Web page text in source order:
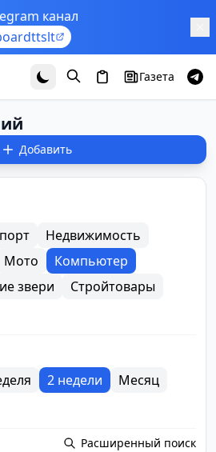
канал
Газета
Добавить
Недвижимость
Мото
Компьютер
звери
Стройтовары
2 недели
Месяц
Расширенный поиск